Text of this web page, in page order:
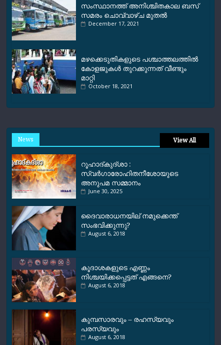
സം​സ്ഥാ​ന​ത്ത് അ​നി​ശ്ചി​ത​കാ​ല ബ​സ്
സ​മ​രം ചൊവ്വാഴ്ച മുതൽ
December 17, 2021
മഴക്കെടുതികളുടെ പശ്ചാത്തലത്തില്‍
കോളജുകള്‍ തുറക്കുന്നത്​ വീണ്ടും
മാറ്റി
October 18, 2021
News View All
റൂഹാദ്‌കുദ്‌ശാ :
സ്വർഗാരോഹിതനീശോയുടെ
അനുപമ സമ്മാനം
June 30, 2025
ദൈവാരാധനയില് നമുക്കെന്ത്
സംഭവിക്കുന്നു?
August 6, 2018
കൂദാശകളുടെ എണ്ണം
നിശ്ചയിക്കപ്പെട്ടത് എങ്ങനെ?
August 6, 2018
കുമ്പസാരവും – രഹസ്യവും
പരസ്യവും
August 6, 2018